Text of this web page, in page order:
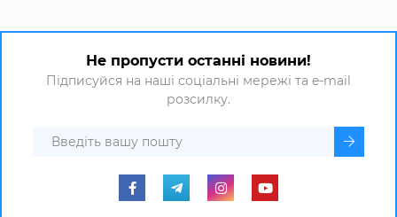
Не пропусти останні новини!
Підписуйся на наші соціальні мережі та e-mail
розсилку.